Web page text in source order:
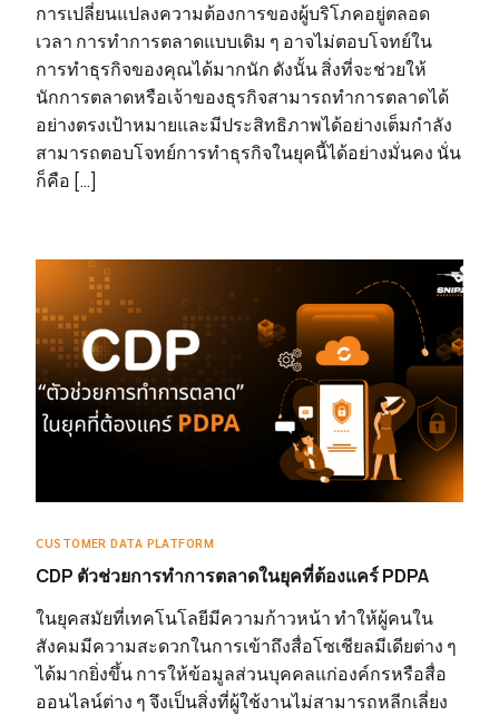
การเปลี่ยนแปลงความต้องการของผู้บริโภคอยู่ตลอด
เวลา การทำการตลาดแบบเดิม ๆ อาจไม่ตอบโจทย์ใน
การทำธุรกิจของคุณได้มากนัก ดังนั้น สิ่งที่จะช่วยให้
นักการตลาดหรือเจ้าของธุรกิจสามารถทำการตลาดได้
อย่างตรงเป้าหมายและมีประสิทธิภาพได้อย่างเต็มกำลัง
สามารถตอบโจทย์การทำธุรกิจในยุคนี้ได้อย่างมั่นคง นั่น
ก็คือ […]
CUSTOMER DATA PLATFORM
CDP ตัวช่วยการทำการตลาดในยุคที่ต้องแคร์ PDPA
ในยุคสมัยที่เทคโนโลยีมีความก้าวหน้า ทำให้ผู้คนใน
สังคมมีความสะดวกในการเข้าถึงสื่อโซเชียลมีเดียต่าง ๆ
ได้มากยิ่งขึ้น การให้ข้อมูลส่วนบุคคลแก่องค์กรหรือสื่อ
ออนไลน์ต่าง ๆ จึงเป็นสิ่งที่ผู้ใช้งานไม่สามารถหลีกเลี่ยง